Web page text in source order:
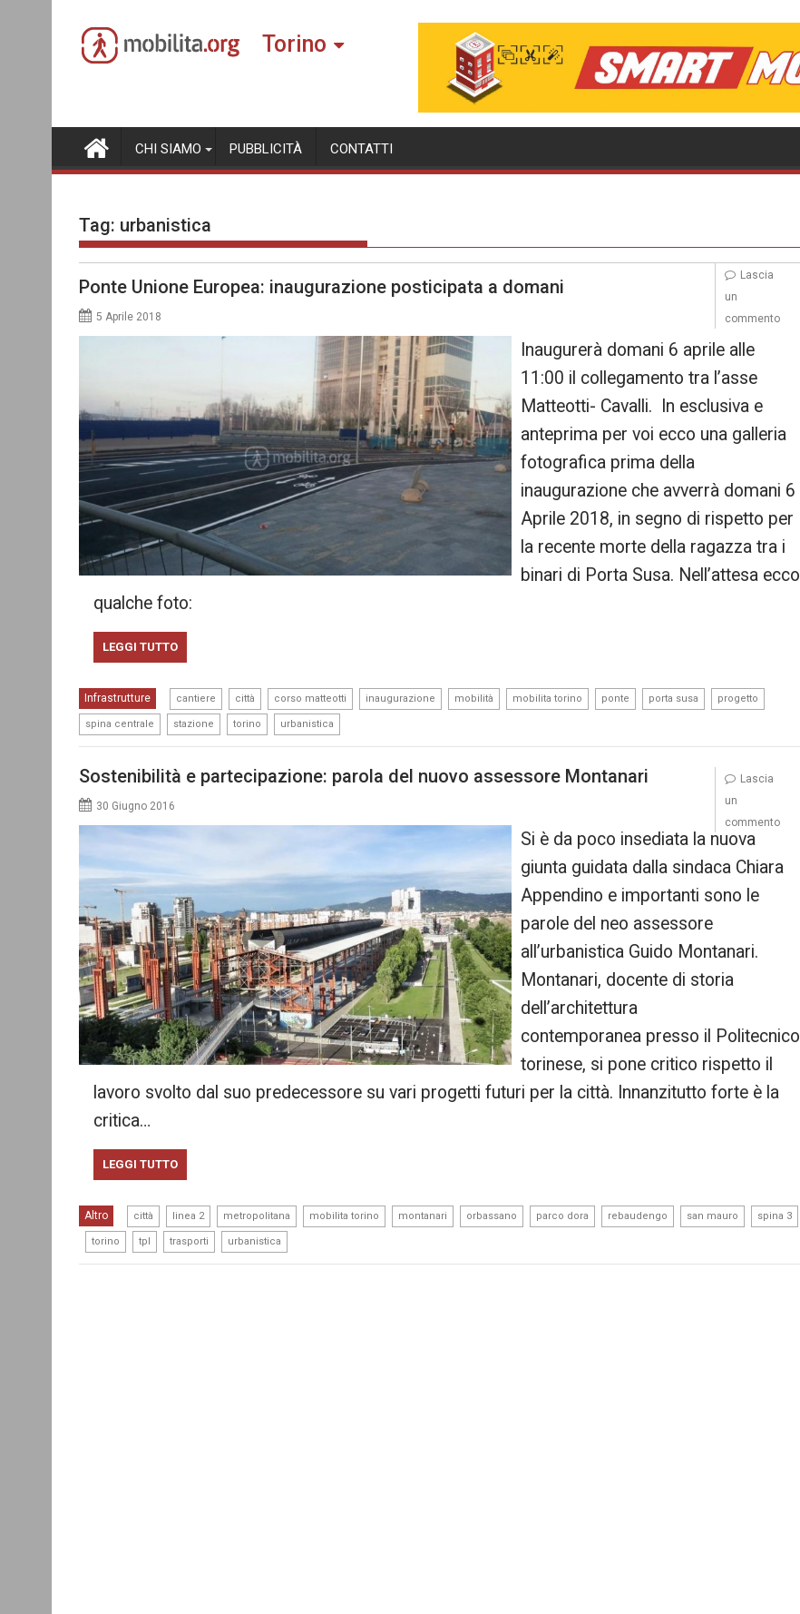
content
Torino
CHI SIAMO PUBBLICITÀ CONTATTI
Tag: urbanistica
Ponte Unione Europea: inaugurazione posticipata a domani
5 Aprile 2018
Inaugurerà domani 6 aprile alle
11:00 il collegamento tra l’asse
Matteotti- Cavalli. In esclusiva e
anteprima per voi ecco una galleria
fotografica prima della
inaugurazione che avverrà domani 6
Aprile 2018, in segno di rispetto per
la recente morte della ragazza tra i
binari di Porta Susa. Nell’attesa ecco
qualche foto:
LEGGI TUTTO
Infrastrutture cantiere città corso matteotti inaugurazione mobilità mobilita torino ponte porta susa progetto
spina centrale stazione torino urbanistica
Lascia
un
commento
Sostenibilità e partecipazione: parola del nuovo assessore Montanari
30 Giugno 2016
Si è da poco insediata la nuova
giunta guidata dalla sindaca Chiara
Appendino e importanti sono le
parole del neo assessore
all’urbanistica Guido Montanari.
Montanari, docente di storia
dell’architettura
contemporanea presso il Politecnico
torinese, si pone critico rispetto il
lavoro svolto dal suo predecessore su vari progetti futuri per la città. Innanzitutto forte è la
critica…
LEGGI TUTTO
Altro città linea 2 metropolitana mobilita torino montanari orbassano parco dora rebaudengo san mauro spina 3
torino tpl trasporti urbanistica
Lascia
un
commento